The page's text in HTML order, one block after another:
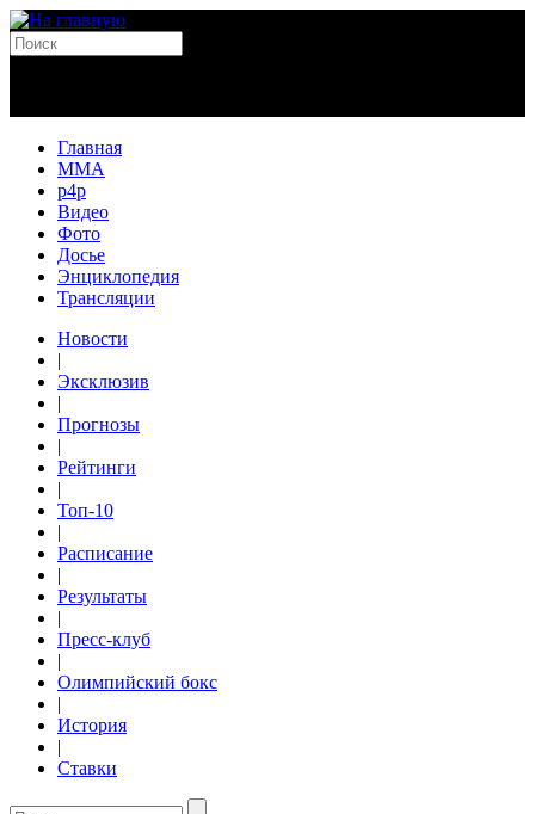
Главная
MMA
p4p
Видео
Фото
Досье
Энциклопедия
Трансляции
Новости
|
Эксклюзив
|
Прогнозы
|
Рейтинги
|
Топ-10
|
Расписание
|
Результаты
|
Пресс-клуб
|
Олимпийский бокс
|
История
|
Ставки